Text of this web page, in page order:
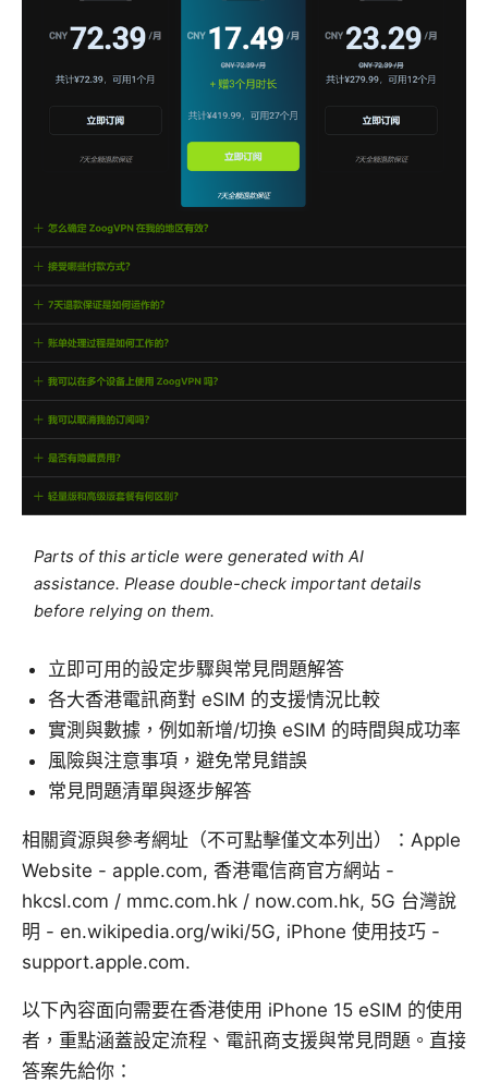
Parts of this article were generated with AI
assistance. Please double-check important details
before relying on them.
立即可用的設定步驟與常見問題解答
各大香港電訊商對 eSIM 的支援情況比較
實測與數據，例如新增/切換 eSIM 的時間與成功率
風險與注意事項，避免常見錯誤
常見問題清單與逐步解答
相關資源與參考網址（不可點擊僅文本列出）：Apple
Website - apple.com, 香港電信商官方網站 -
hkcsl.com / mmc.com.hk / now.com.hk, 5G 台灣說
明 - en.wikipedia.org/wiki/5G, iPhone 使用技巧 -
support.apple.com.
以下內容面向需要在香港使用 iPhone 15 eSIM 的使用
者，重點涵蓋設定流程、電訊商支援與常見問題。直接
答案先給你：